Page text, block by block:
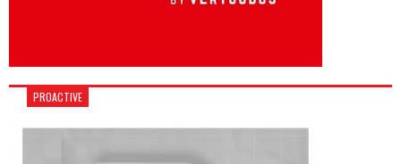
PROACTIVE